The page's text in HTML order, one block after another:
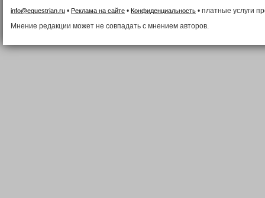
info@equestrian.ru • Реклама на сайте • Конфиденциальность • платные услуги
Мнение редакции может не совпадать с мнением авторов.